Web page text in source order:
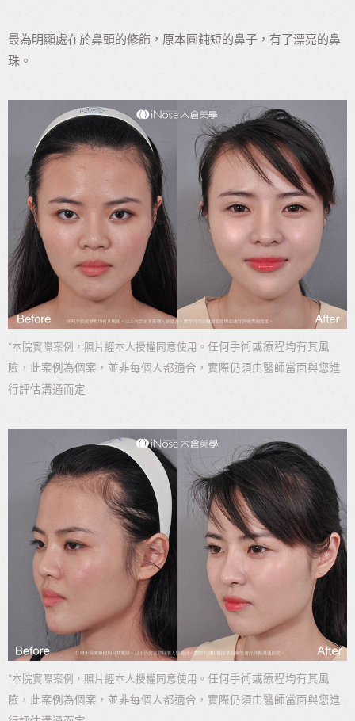
最為明顯處在於鼻頭的修飾，原本圓鈍短的鼻子，有了漂亮的鼻
珠。
*本院實際案例，照片經本人授權同意使用。 任何手術或療程均有其風
險，此案例為個案，並非每個人都適合，實際仍須由醫師當面與您進
行評估溝通而定
*本院實際案例，照片經本人授權同意使用。 任何手術或療程均有其風
險，此案例為個案，並非每個人都適合，實際仍須由醫師當面與您進